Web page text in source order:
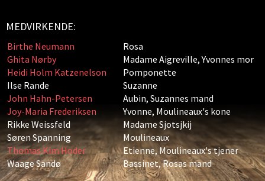
MEDVIRKENDE:
Birthe Neumann
Rosa
Ghita Nørby
Madame Aigreville, Yvonnes mor
Heidi Holm Katzenelson
Pomponette
Ilse Rande
Suzanne
John Hahn-Petersen
Aubin, Suzannes mand
Joy-Maria Frederiksen
Yvonne, Moulineaux's kone
Rikke Weissfeld
Madame Sjotsjkij
Søren Spanning
Moulineaux
Thomas Kim Hoder
Etienne, Moulineaux's tjener
Waage Sandø
Bassinet, Rosas mand